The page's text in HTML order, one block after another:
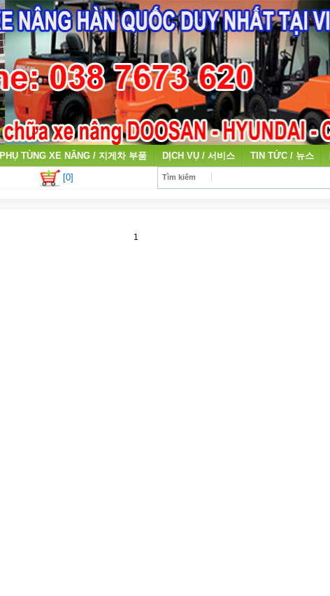
PHỤ TÙNG XE NÂNG / 지게차 부품 DỊCH VỤ / 서비스 TIN TỨC / 뉴스
[0] Tìm kiếm
1